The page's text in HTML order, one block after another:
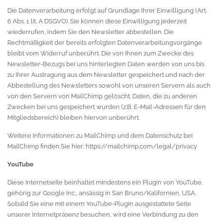
Die Datenverarbeitung erfolgt auf Grundlage Ihrer Einwilligung (Art.
6 Abs. 1 lit. A DSGVO). Sie können diese Einwilligung jederzeit
wiederrufen, indem Sie den Newsletter abbestellen. Die
Rechtmäßigkeit der bereits erfolgten Datenverarbeitungvorgänge
bleibt vom Widerruf unberührt. Die von Ihnen zum Zwecke des
Newsletter-Bezugs bei uns hinterlegten Daten werden von uns bis
zu Ihrer Austragung aus dem Newsletter gespeichert und nach der
Abbestellung des Newsletters sowohl von unseren Servern als auch
von den Servern von MailChimp gelöscht. Daten, die zu anderen
Zwecken bei uns gespeichert wurden (z.B. E-Mail-Adressen für den
Mitgliedsbereich) bleiben hiervon unberührt.
Weitere Informationen zu MailChimp und dem Datenschutz bei
MailChimp finden Sie hier: https://mailchimp.com/legal/privacy
YouTube
Diese Internetseite beinhaltet mindestens ein Plugin von YouTube,
gehörig zur Google Inc., ansässig in San Bruno/Kalifornien, USA.
Sobald Sie eine mit einem YouTube-Plugin ausgestattete Seite
unserer Internetpräsenz besuchen, wird eine Verbindung zu den